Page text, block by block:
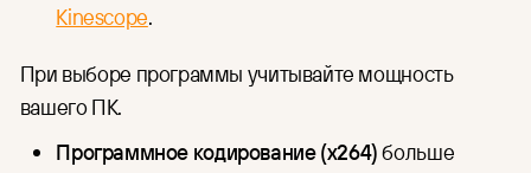
Kinescope.
При выборе программы учитывайте мощность
вашего ПК.
Программное кодирование (x264)больше